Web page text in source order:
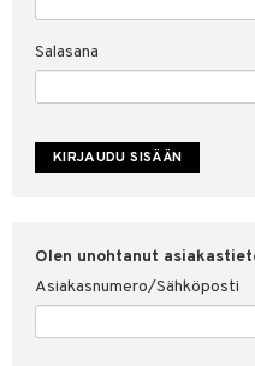
Lelut, Lapsi & Vauva
Tuotemerkkejä
Salasana
Olen unohtanut
Asiakasnumero/Sähköposti
myyntiehdot
suojaus